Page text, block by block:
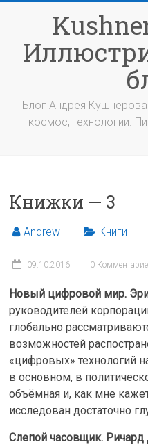
содержимому
Блог Андрея
космос, технологии.
Книжки — 3
Andrew Книги
09.10.2016 0
Новый цифровой мир.
руководителей
глобально
возможностей
«цифровых» технологий
в основном, в
объёмная и, как мне
исследован достаточно
Слепой часовщик. Ричард